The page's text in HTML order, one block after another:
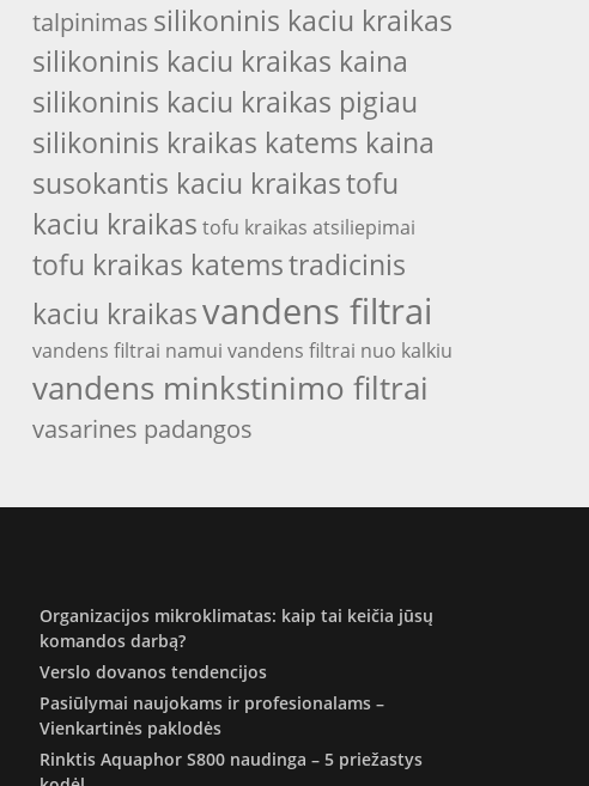
talpinimas silikoninis kaciu kraikas
silikoninis kaciu kraikas kaina
silikoninis kaciu kraikas pigiau
silikoninis kraikas katems kaina
susokantis kaciu kraikastofu
kaciu kraikas tofu kraikas atsiliepimai
tofu kraikas katemstradicinis
kaciu kraikasvandens filtrai
vandens filtrai namui vandens filtrai nuo kalkiu
vandens minkstinimo filtrai
vasarines padangos
Organizacijos mikroklimatas: kaip tai keičia jūsų
komandos darbą?
Verslo dovanos tendencijos
Pasiūlymai naujokams ir profesionalams –
Vienkartinės paklodės
Rinktis Aquaphor S800 naudinga – 5 priežastys